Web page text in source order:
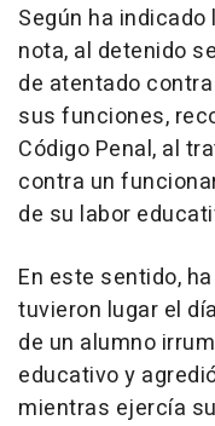
Según ha
nota, al detenido
de atentado
sus funciones,
Código Penal, al
contra un
de su labor
En este sentido,
tuvieron lugar el
de un alumno
educativo y
mientras ejercía